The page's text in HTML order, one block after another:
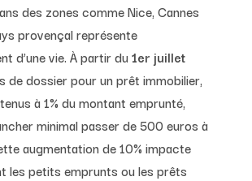
des zones comme Nice, Cannes
provençal représente
d’une vie. À partir du 1er juillet
de dossier pour un prêt immobilier,
à 1% du montant emprunté,
minimal passer de 500 euros à
augmentation de 10% impacte
les petits emprunts ou les prêts